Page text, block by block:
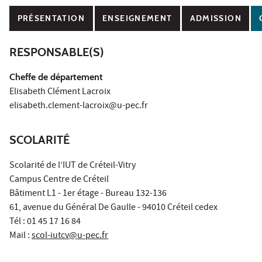
PRÉSENTATION ENSEIGNEMENT ADMISSION
RESPONSABLE(S)
Cheffe de département
Elisabeth Clément Lacroix
elisabeth.clement-lacroix@u-pec.fr
SCOLARITÉ
Scolarité de l’IUT de Créteil-Vitry
Campus Centre de Créteil
Bâtiment L1 - 1er étage - Bureau 132-136
61, avenue du Général De Gaulle - 94010 Créteil cedex
Tél : 01 45 17 16 84
Mail :scol-iutcv@u-pec.fr